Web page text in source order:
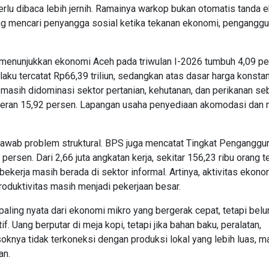
dibaca lebih jernih. Ramainya warkop bukan otomatis tanda
mencari penyangga sosial ketika tekanan ekonomi,
ekonomi Aceh pada triwulan I-2026 tumbuh 4,09
tercatat Rp66,39 triliun, sedangkan atas dasar harga
didominasi sektor pertanian, kehutanan, dan perikanan
15,92 persen. Lapangan usaha penyediaan akomodasi dan
problem struktural. BPS juga mencatat Tingkat
Dari 2,66 juta angkatan kerja, sekitar 156,23 ribu orang
masih berada di sektor informal. Artinya, aktivitas
masih menjadi pekerjaan besar.
nyata dari ekonomi mikro yang bergerak cepat, tetapi
Uang berputar di meja kopi, tetapi jika bahan baku, peralatan,
tidak terkoneksi dengan produksi lokal yang lebih luas,